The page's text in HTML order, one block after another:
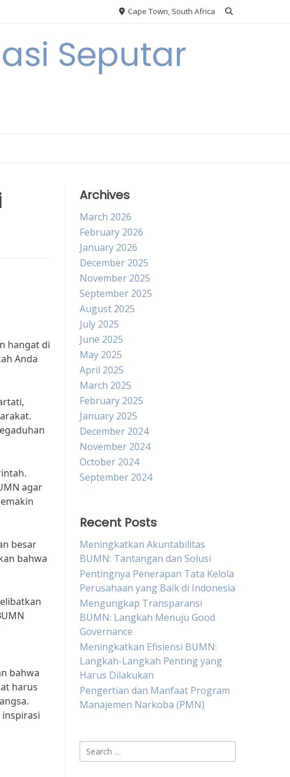
Cape Town, South Africa
Seputar
hangat di
Anda
agar
besar
bahwa
bahwa
harus
Archives
March 2026
February 2026
January 2026
December 2025
November 2025
September 2025
August 2025
July 2025
June 2025
May 2025
April 2025
March 2025
February 2025
January 2025
December 2024
November 2024
October 2024
September 2024
Recent Posts
Meningkatkan Akuntabilitas
BUMN: Tantangan dan Solusi
Pentingnya Penerapan Tata Kelola
Perusahaan yang Baik di Indonesia
Mengungkap Transparansi
BUMN: Langkah Menuju Good
Governance
Meningkatkan Efisiensi BUMN:
Langkah-Langkah Penting yang
Harus Dilakukan
Pengertian dan Manfaat Program
Manajemen Narkoba (PMN)
Search
for: